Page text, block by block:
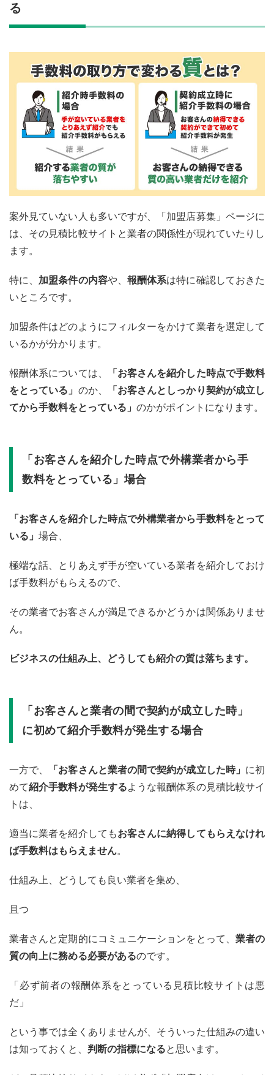
る
案外見ていない人も多いですが、「加盟店募集」ページに
は、その見積比較サイトと業者の関係性が現れていたりし
ます。
特に、 加盟条件の内容や、 報酬体系は特に確認しておきた
いところです。
加盟条件はどのようにフィルターをかけて業者を選定して
いるかが分かります。
報酬体系については、
「お客さんを紹介した時点で手数料
をとっている」 のか、
「お客さんとしっかり契約が成立し
てから手数料をとっている」 のかがポイントになります。
「お客さんを紹介した時点で外構業者から手
数料をとっている」場合
「お客さんを紹介した時点で外構業者から手数料をとって
いる」 場合、
極端な話、とりあえず手が空いている業者を紹介しておけ
ば手数料がもらえるので、
その業者でお客さんが満足できるかどうかは関係ありませ
ん。
ビジネスの仕組み上、どうしても紹介の質は落ちます。
「お客さんと業者の間で契約が成立した時」
に初めて紹介手数料が発生する場合
一方で、 「お客さんと業者の間で契約が成立した時」 に初
めて紹介手数料が発生するような報酬体系の見積比較サイ
トは、
適当に業者を紹介してもお客さんに納得してもらえなけれ
ば手数料はもらえません。
仕組み上、どうしても良い業者を集め、
且つ
業者さんと定期的にコミュニケーションをとって、 業者の
質の向上に務める必要があるのです。
「必ず前者の報酬体系をとっている見積比較サイトは悪
だ」
という事では全くありませんが、そういった仕組みの違い
は知っておくと、 判断の指標になると思います。